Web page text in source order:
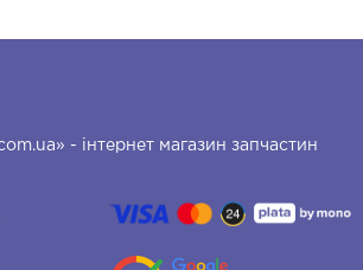
- інтернет магазин запчастин